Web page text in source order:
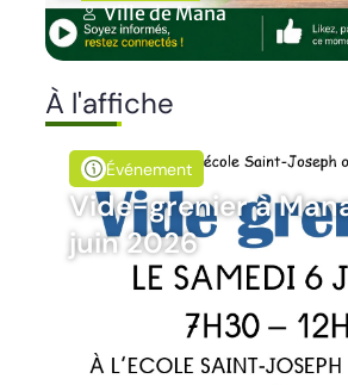
Ville de Mana
À l'affiche
Événement
Vide-grenier à
juin 2026